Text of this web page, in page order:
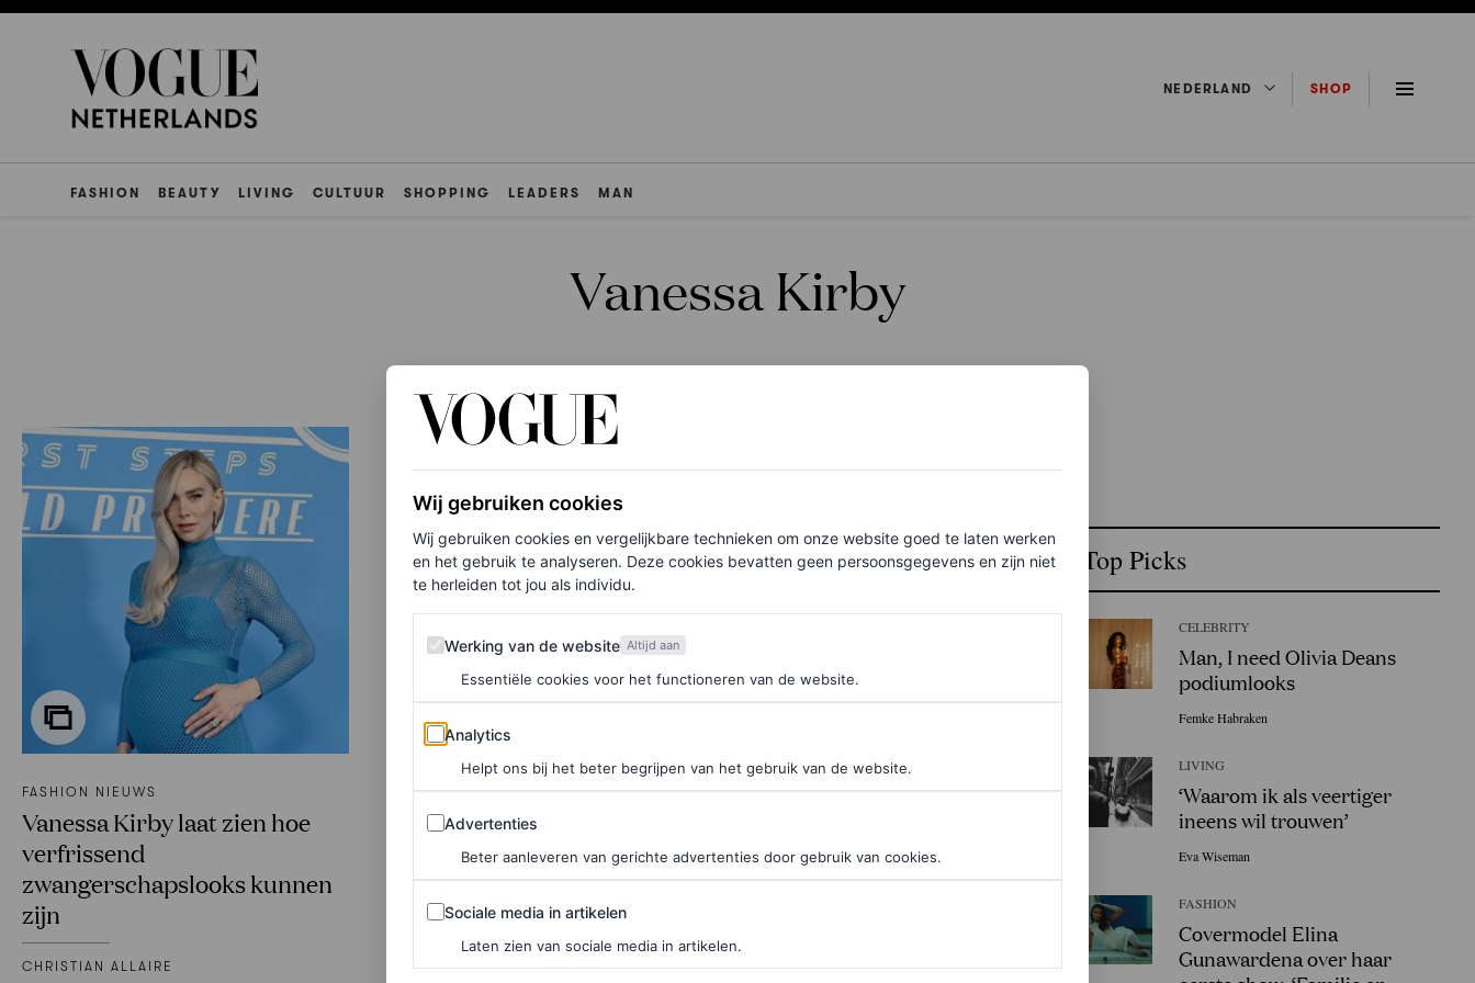
NEDERLAND SHOP
FASHION BEAUTY LIVING CULTUUR SHOPPING LEADERS MAN
Vanessa Kirby
FASHION NIEUWS
Vanessa Kirby laat zien hoe
verfrissend
zwangerschapslooks kunnen
zijn
CHRISTIAN ALLAIRE
Top Picks
CELEBRITY
Man, I need Olivia Deans
podiumlooks
Femke Habraken
LIVING
‘Waarom ik als veertiger
ineens wil trouwen’
Eva Wiseman
FASHION
Covermodel Elina
Gunawardena over haar
Wij gebruiken cookies
Wij gebruiken cookies en vergelijkbare technieken om onze website goed te laten werken
en het gebruik te analyseren. Deze cookies bevatten geen persoonsgegevens en zijn niet
te herleiden tot jou als individu.
Werking van de website
Werking van de website Altijd aan
Essentiële cookies voor het functioneren van de website.
Analytics
Analytics
Helpt ons bij het beter begrijpen van het gebruik van de website.
Advertenties
Advertenties
Beter aanleveren van gerichte advertenties door gebruik van cookies.
Sociale media in artikelen
Sociale media in artikelen
Laten zien van sociale media in artikelen.